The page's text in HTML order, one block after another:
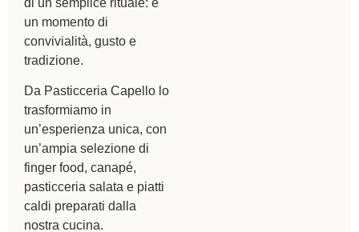
un momento di
convivialità, gusto e
tradizione.
Da Pasticceria Capello lo
trasformiamo in
un’esperienza unica, con
un’ampia selezione di
finger food, canapé,
pasticceria salata e piatti
caldi preparati dalla
nostra cucina.